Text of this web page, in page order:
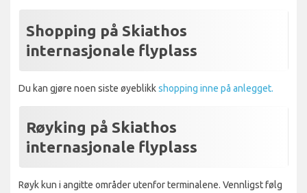
Shopping på Skiathos
internasjonale flyplass
Du kan gjøre noen siste øyeblikkshopping inne på anlegget.
Røyking på Skiathos
internasjonale flyplass
Røyk kun i angitte områder utenfor terminalene. Vennligst følg